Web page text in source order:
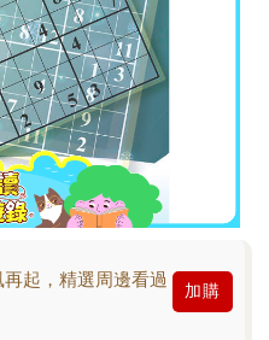
起，精選周邊看過
加購